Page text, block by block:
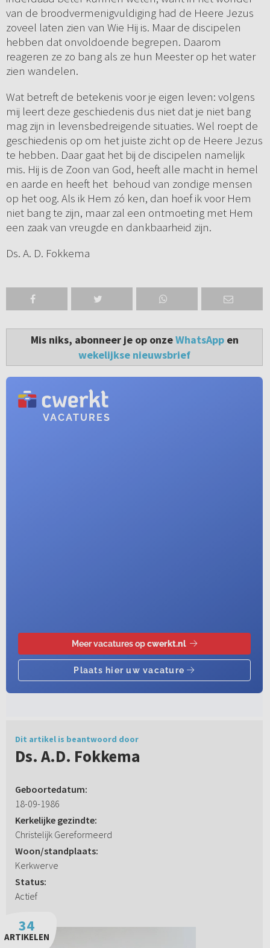
van de broodvermenigvuldiging had de Heere Jezus
zoveel laten zien van Wie Hij is. Maar de discipelen
hebben dat onvoldoende begrepen. Daarom
reageren ze zo bang als ze hun Meester op het water
zien wandelen.
Wat betreft de betekenis voor je eigen leven: volgens
mij leert deze geschiedenis dus niet dat je niet bang
mag zijn in levensbedreigende situaties. Wel roept de
geschiedenis op om het juiste zicht op de Heere Jezus
te hebben. Daar gaat het bij de discipelen namelijk
mis. Hij is de Zoon van God, heeft alle macht in hemel
en aarde en heeft het behoud van zondige mensen
op het oog. Als ik Hem zó ken, dan hoef ik voor Hem
niet bang te zijn, maar zal een ontmoeting met Hem
een zaak van vreugde en dankbaarheid zijn.
Ds. A. D. Fokkema
Mis niks, abonneer je op onzeWhatsAppen
wekelijkse nieuwsbrief
Dit artikel is beantwoord door
Ds. A.D. Fokkema
Geboortedatum:
18-09-1986
Kerkelijke gezindte:
Christelijk Gereformeerd
Woon/standplaats:
Kerkwerve
Status:
Actief
34
ARTIKELEN